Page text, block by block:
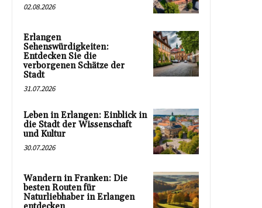
02.08.2026
Erlangen
Sehenswürdigkeiten:
Entdecken Sie die
verborgenen Schätze der
Stadt
31.07.2026
Leben in Erlangen: Einblick in
die Stadt der Wissenschaft
und Kultur
30.07.2026
Wandern in Franken: Die
besten Routen für
Naturliebhaber in Erlangen